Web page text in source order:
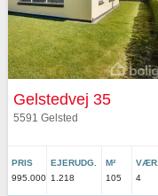
Gelstedvej 35
5591 Gelsted
PRIS
995.000
EJERUDG.
1.218
M²
105
VÆR.
4